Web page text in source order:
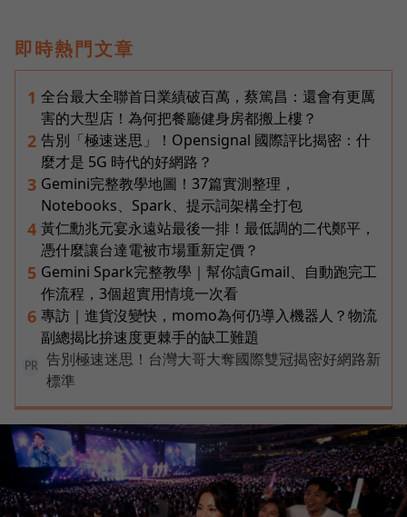
即時熱門文章
1 全台最大全聯首日業績破百萬，蔡篤昌：還會有更厲
害的大型店！為何把餐廳健身房都搬上樓？
2 告別「極速迷思」！Opensignal 國際評比揭密：什
麼才是 5G 時代的好網路？
3 Gemini完整教學地圖！37篇實測整理，
Notebooks、Spark、提示詞架構全打包
4 黃仁勳兆元宴永遠站最後一排！最低調的二代鄭平，
憑什麼讓台達電被市場重新定價？
5 Gemini Spark完整教學｜幫你讀Gmail、自動跑完工
作流程，3個超實用情境一次看
6 專訪｜進貨沒變快，momo為何仍導入機器人？物流
副總揭比拚速度更棘手的缺工難題
PR
告別極速迷思！台灣大哥大奪國際雙冠揭密好網路新
標準